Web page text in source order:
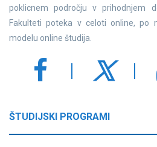
poklicnem področju v prihodnjem
Fakulteti poteka v celoti online, po
modelu online študija.
ŠTUDIJSKI PROGRAMI